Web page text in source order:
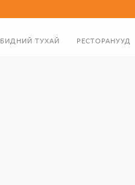
РЕСТОРАНУУД
БИДНИЙ ТУХАЙ